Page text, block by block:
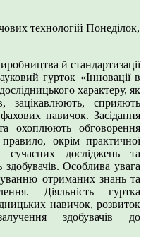
технологій Понеділок,
й стандартизації
гурток «Інновації в
характеру, як
зацікавлюють, сприяють
навичок. Засідання
охоплюють обговорення
окрім практичної
досліджень та
Особлива увага
отриманих знань та
Діяльність гуртка
навичок, розвиток
здобувачів до